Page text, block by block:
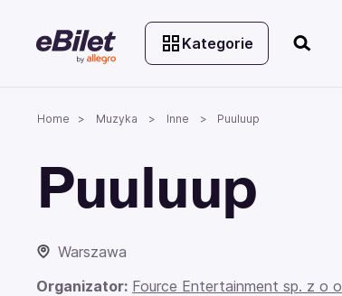
Kategorie
Home Muzyka Inne Puuluup
Puuluup
Warszawa
Organizator: Fource Entertainment sp. z o o